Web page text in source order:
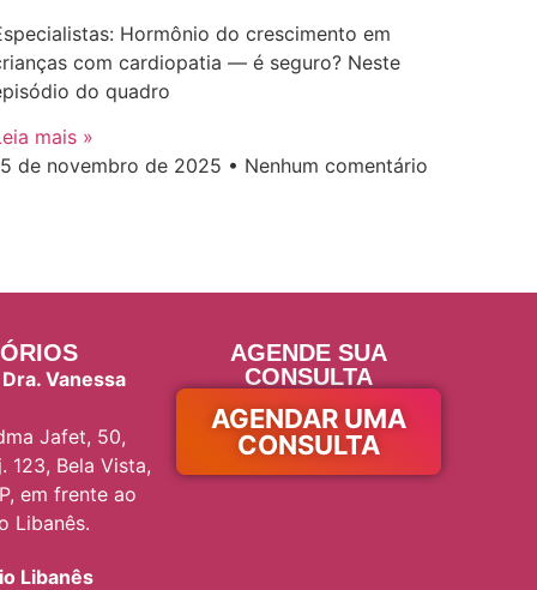
Hormônio do crescimento em
com cardiopatia — é seguro? Neste
do quadro
mais »
de novembro de 2025
Nenhum comentário
Vanessa
Jafet, 50,
123, Bela Vista,
em frente ao
Libanês.
Libanês
AGENDE SUA
CONSULTA
AGENDAR UMA
CONSULTA